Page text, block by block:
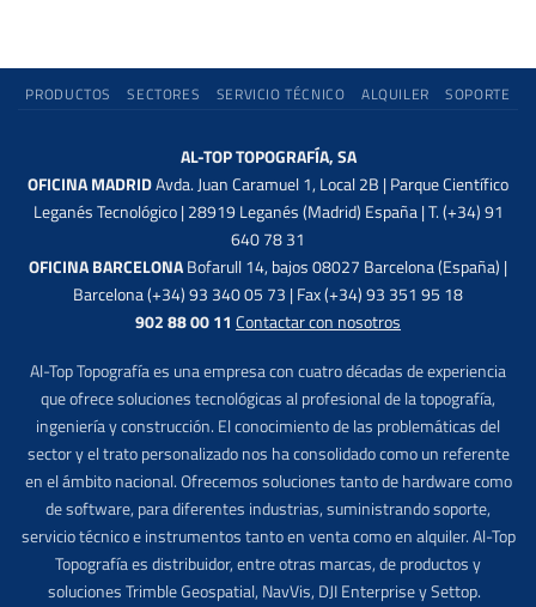
PRODUCTOS SECTORES SERVICIO TÉCNICO ALQUILER SOPORTE
AL-TOP TOPOGRAFÍA, SA
OFICINA MADRIDAvda. Juan Caramuel 1, Local 2B | Parque Científico
Leganés Tecnológico | 28919 Leganés (Madrid) España | T. (+34) 91
640 78 31
OFICINA BARCELONABofarull 14, bajos 08027 Barcelona (España) |
Barcelona (+34) 93 340 05 73 | Fax (+34) 93 351 95 18
902 88 00 11 Contactar con nosotros
Al-Top Topografía es una empresa con cuatro décadas de experiencia
que ofrece soluciones tecnológicas al profesional de la topografía,
ingeniería y construcción. El conocimiento de las problemáticas del
sector y el trato personalizado nos ha consolidado como un referente
en el ámbito nacional. Ofrecemos soluciones tanto de hardware como
de software, para diferentes industrias, suministrando soporte,
servicio técnico e instrumentos tanto en venta como en alquiler. Al-Top
Topografía es distribuidor, entre otras marcas, de productos y
soluciones Trimble Geospatial, NavVis, DJI Enterprise y Settop.